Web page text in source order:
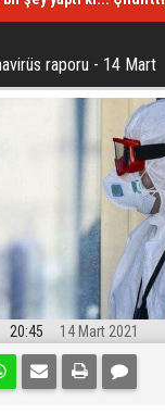
raporu - 14 Mart
raporu - 14 Mart
20:45 14 Mart 2021